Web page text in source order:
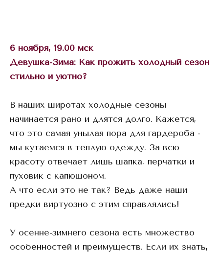
6 ноября, 19.00 мск
Девушка-Зима: Как прожить холодный сезон
стильно и уютно?
В наших широтах холодные сезоны
начинается рано и длятся долго. Кажется,
что это самая унылая пора для гардероба -
мы кутаемся в теплую одежду. За всю
красоту отвечает лишь шапка, перчатки и
пуховик с капюшоном.
А что если это не так? Ведь даже наши
предки виртуозно с этим справлялись!
У осенне-зимнего сезона есть множество
особенностей и преимуществ. Если их знать,